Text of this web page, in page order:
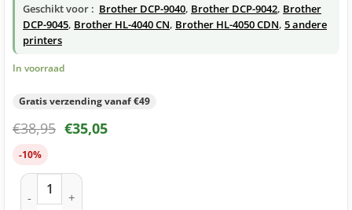
Geschikt voor : Brother DCP-9040, Brother DCP-9042, Brother
DCP-9045, Brother HL-4040 CN, Brother HL-4050 CDN, 5 andere
printers
In voorraad
Gratis verzending vanaf €49
€38,95 €35,05
-10%
Brother TN-130 toner geel huismerk aantal